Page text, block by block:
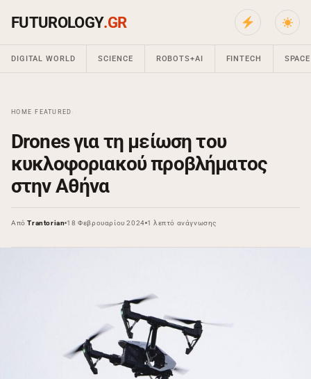
FUTUROLOGY.GR
DIGITAL WORLD SCIENCE ROBOTS+AI FINTECH SPACE
HOME FEATURED
Drones για τη μείωση του
κυκλοφοριακού προβλήματος
στην Αθήνα
ΑπόTrantorian 18 Φεβρουαρίου 2024 1 λεπτό ανάγνωσης